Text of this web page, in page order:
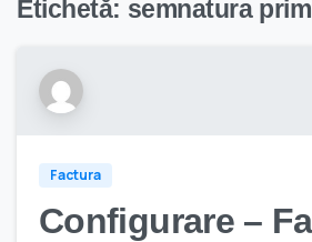
Etichetă: semnatura
Factura
Configurare –